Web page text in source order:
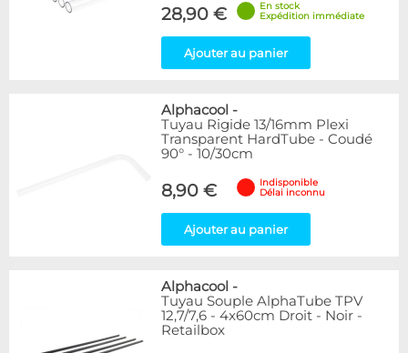
28,90 €
En stock
Expédition immédiate
Ajouter au panier
Alphacool -
Tuyau Rigide 13/16mm Plexi
Transparent HardTube - Coudé
90° - 10/30cm
8,90 €
Indisponible
Délai inconnu
Ajouter au panier
Alphacool -
Tuyau Souple AlphaTube TPV
12,7/7,6 - 4x60cm Droit - Noir -
Retailbox